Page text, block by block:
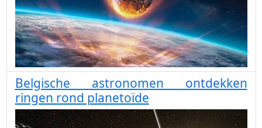
Belgische astronomen ontdekken
ringen rond planetoïde